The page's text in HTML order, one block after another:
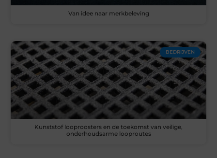
Van idee naar merkbeleving
BEDRIJVEN
Kunststof looproosters en de toekomst van veilige,
onderhoudsarme looproutes